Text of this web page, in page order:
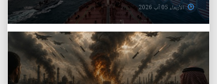
الأربعاء 05 آب 2026